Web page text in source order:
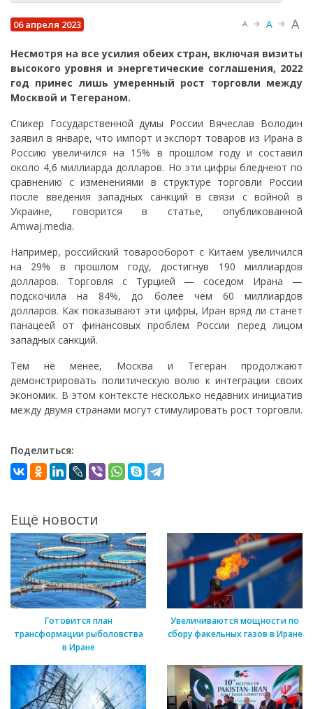
06 апреля 2023 A A A
Несмотря на все усилия обеих стран, включая визиты
высокого уровня и энергетические соглашения, 2022
год принес лишь умеренный рост торговли между
Москвой и Тегераном.
Спикер Государственной думы России Вячеслав Володин
заявил в январе, что импорт и экспорт товаров из Ирана в
Россию увеличился на 15% в прошлом году и составил
около 4,6 миллиарда долларов. Но эти цифры бледнеют по
сравнению с изменениями в структуре торговли России
после введения западных санкций в связи с войной в
Украине, говорится в статье, опубликованной
Amwaj.media.
Например, российский товарооборот с Китаем увеличился
на 29% в прошлом году, достигнув 190 миллиардов
долларов. Торговля с Турцией — соседом Ирана —
подскочила на 84%, до более чем 60 миллиардов
долларов. Как показывают эти цифры, Иран вряд ли станет
панацеей от финансовых проблем России перед лицом
западных санкций.
Тем не менее, Москва и Тегеран продолжают
демонстрировать политическую волю к интеграции своих
экономик. В этом контексте несколько недавних инициатив
между двумя странами могут стимулировать рост торговли.
Поделиться:
Ещё новости
Готовится план
трансформации рыболовства
в Иране
Увеличиваются мощности по
сбору факельных газов в Иране